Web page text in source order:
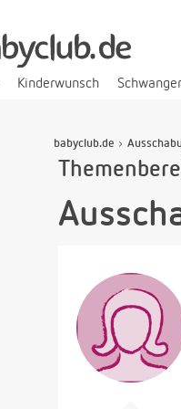
Kinderwunsch
babyclub.de